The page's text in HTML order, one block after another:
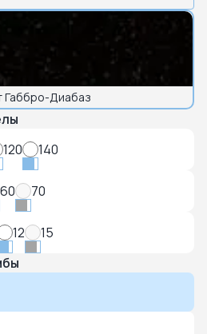
Габбро-Диабаз
120 140
60 70
12
15